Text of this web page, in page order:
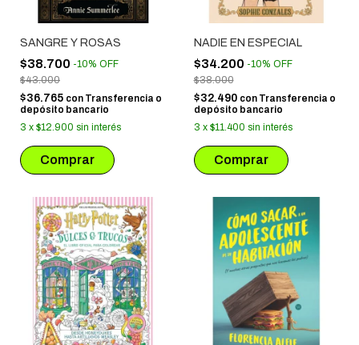
SANGRE Y ROSAS
$38.700 -10% OFF
$43.000
$36.765 con Transferencia o
depósito bancario
3 x $12.900 sin interés
NADIE EN ESPECIAL
$34.200 -10% OFF
$38.000
$32.490 con Transferencia o
depósito bancario
3 x $11.400 sin interés